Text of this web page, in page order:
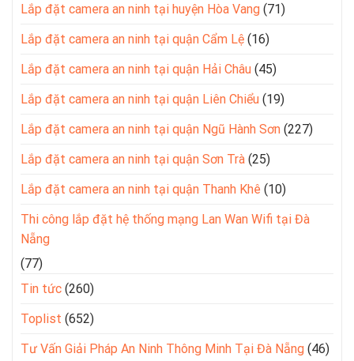
Lắp đặt camera an ninh tại huyện Hòa Vang (71)
Lắp đặt camera an ninh tại quận Cẩm Lệ (16)
Lắp đặt camera an ninh tại quận Hải Châu (45)
Lắp đặt camera an ninh tại quận Liên Chiểu (19)
Lắp đặt camera an ninh tại quận Ngũ Hành Sơn (227)
Lắp đặt camera an ninh tại quận Sơn Trà (25)
Lắp đặt camera an ninh tại quận Thanh Khê (10)
Thi công lắp đặt hệ thống mạng Lan Wan Wifi tại Đà
Nẵng
(77)
Tin tức (260)
Toplist (652)
Tư Vấn Giải Pháp An Ninh Thông Minh Tại Đà Nẵng (46)